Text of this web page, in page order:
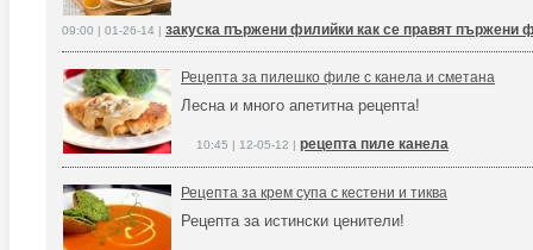
09:00 | 01-26-14 | закуска пържени филийки как се правят пържени
Рецепта за пилешко филе с канела и сметана
Лесна и много апетитна рецепта!
10:45 | 12-05-12 | рецепта пиле канела
Рецепта за крем супа с кестени и тиква
Рецепта за истински ценители!